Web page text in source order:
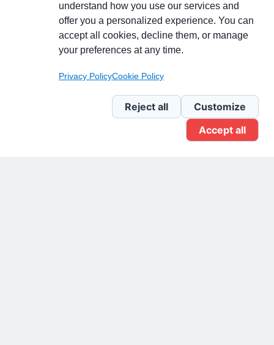
Partecipa alla discussione
Pagina Linkedin
Newsletter Linkedin
understand how you use our services and
offer you a personalized experience. You can
accept all cookies, decline them, or manage
your preferences at any time.
Privacy PolicyCookie Policy
Reject all
Customize
Accept all